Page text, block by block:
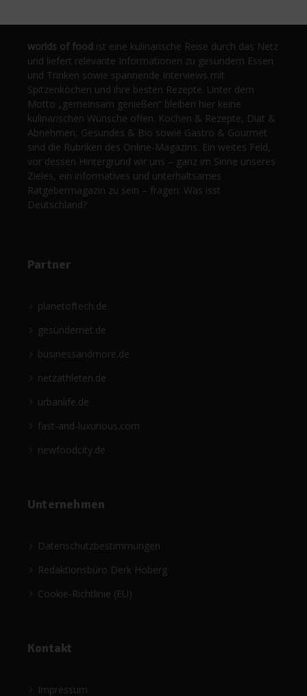
worlds of food ist eine kulinarische Reise durch das Netz
und liefert relevante Informationen zu gesundem Essen
und Trinken sowie spannende Interviews mit
Spitzenköchen und ihre besten Rezepte. Unter dem
Motto „gemeinsam genießen“ bleiben hier keine
kulinarischen Wünsche offen. Kochen & Rezepte, Diät &
Abnehmen, Gesundes & Bio sowie Gastro & Gourmet
sind die Rubriken des Online-Magazins. Ein weites Feld,
vor dessen Hintergrund wir uns – ganz im Sinne unseres
Zieles, ein informatives und unterhaltsames
Ratgebermagazin zu sein – fragen: Was isst
Deutschland?
Partner
planetoftech.de
gesündernet.de
businessandmore.de
netzathleten.de
urbanlife.de
fast-and-luxurious.com
newfoodcity.de
Unternehmen
Datenschutzbestimmungen
Redaktionsbüro Derk Hoberg
Cookie-Richtlinie (EU)
Kontakt
Impressum